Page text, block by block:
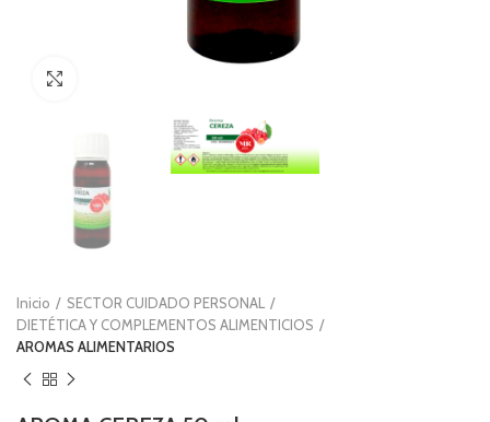
Inicio
SECTOR CUIDADO PERSONAL
DIETÉTICA Y COMPLEMENTOS ALIMENTICIOS
AROMAS ALIMENTARIOS